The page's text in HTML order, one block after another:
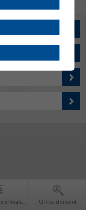
Offres d’emploi